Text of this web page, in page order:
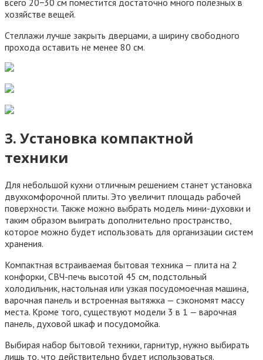
хозяйстве вещей.
Стеллажи лучше закрыть дверцами, а ширину свободного
прохода оставить не менее 80 см.
3. Установка компактной
техники
Для небольшой кухни отличным решением станет установка
двухкомфорочной плиты. Это увеличит площадь рабочей
поверхности. Также можно выбрать модель мини-духовки и
таким образом выиграть дополнительно пространство,
которое можно будет использовать для организации систем
хранения.
Компактная встраиваемая бытовая техника — плита на 2
конфорки, СВЧ-печь высотой 45 см, подстольный
холодильник, настольная или узкая посудомоечная машина,
варочная панель и встроенная вытяжка — сэкономят массу
места. Кроме того, существуют модели 3 в 1 — варочная
панель, духовой шкаф и посудомойка.
Выбирая набор бытовой техники, гарнитур, нужно выбирать
лишь то, что действительно будет использоваться.